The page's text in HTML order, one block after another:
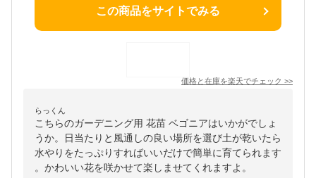
この商品をサイトでみる
価格と在庫を楽天でチェック >>
らっくん
こちらのガーデニング用 花苗 ベゴニアはいかがでしょ
うか。日当たりと風通しの良い場所を選び土が乾いたら
水やりをたっぷりすればいいだけで簡単に育てられます
。かわいい花を咲かせて楽しませてくれますよ。